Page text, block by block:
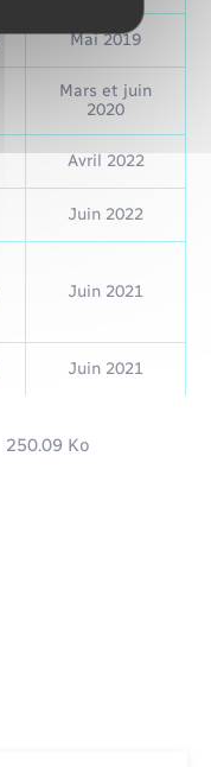
Mai 2019
Mars et juin
2020
Avril 2022
Juin 2022
Juin 2021
Juin 2021
250.09 Ko